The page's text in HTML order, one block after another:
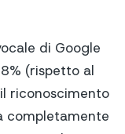
di Google
(rispetto al
riconoscimento
completamente